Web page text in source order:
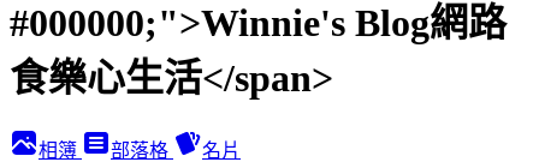
#000000;">Winnie's Blog網路
食樂心生活</span>
相簿 部落格 名片